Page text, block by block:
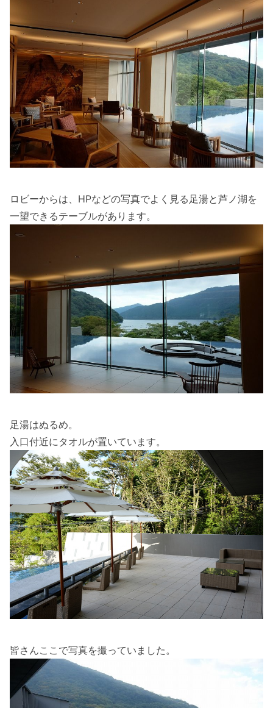
ロビーからは、HPなどの写真でよく見る足湯と芦ノ湖を
一望できるテーブルがあります。
足湯はぬるめ。
入口付近にタオルが置いています。
皆さんここで写真を撮っていました。